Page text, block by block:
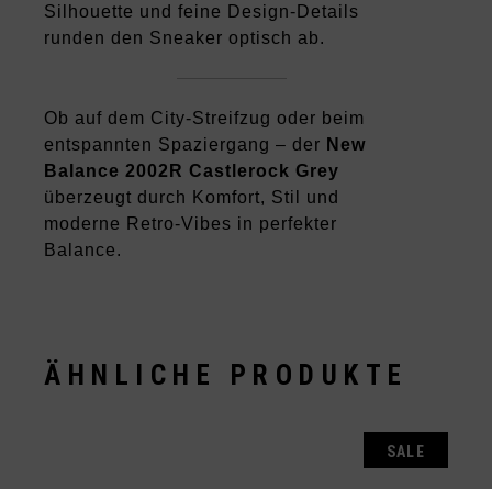
Silhouette und feine Design-Details
runden den Sneaker optisch ab.
Ob auf dem City-Streifzug oder beim
entspannten Spaziergang – der New
Balance 2002R Castlerock Grey
überzeugt durch Komfort, Stil und
moderne Retro-Vibes in perfekter
Balance.
ÄHNLICHE PRODUKTE
SALE